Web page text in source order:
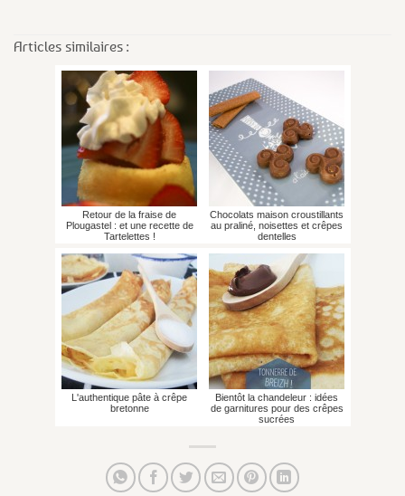
Articles similaires :
Retour de la fraise de
Plougastel : et une recette de
Tartelettes !
Chocolats maison croustillants
au praliné, noisettes et crêpes
dentelles
L'authentique pâte à crêpe
bretonne
Bientôt la chandeleur : idées
de garnitures pour des crêpes
sucrées